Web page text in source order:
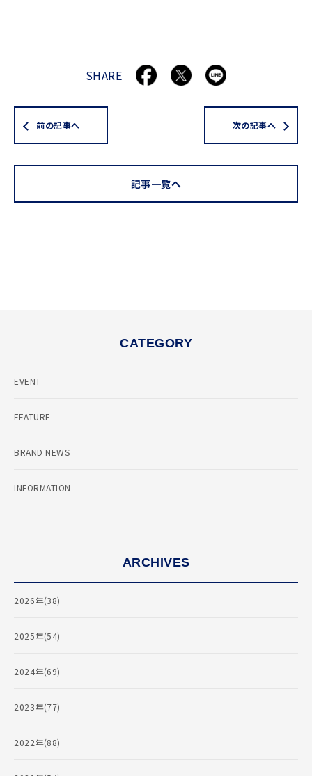
SHARE
前の記事へ
記事一覧へ
次の記事へ
CATEGORY
EVENT
FEATURE
BRAND NEWS
INFORMATION
ARCHIVES
2026年(38)
2025年(54)
2024年(69)
2023年(77)
2022年(88)